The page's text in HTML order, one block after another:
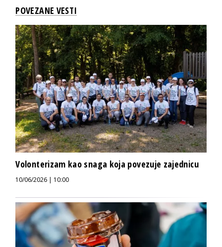
POVEZANE VESTI
Volonterizam kao snaga koja povezuje zajednicu
10/06/2026 | 10:00